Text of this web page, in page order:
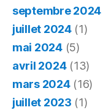
septembre 2024
juillet 2024(1)
mai 2024(5)
avril 2024(13)
mars 2024(16)
juillet 2023 (1)